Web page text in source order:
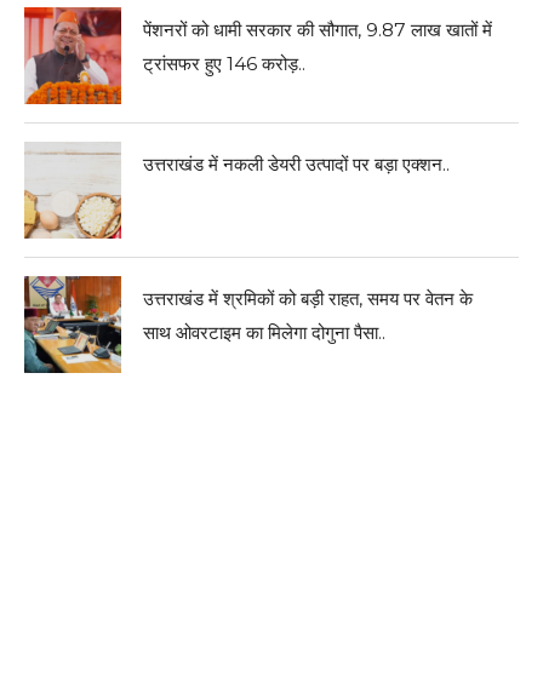
पेंशनरों को धामी सरकार की सौगात, 9.87 लाख खातों में
ट्रांसफर हुए 146 करोड़..
उत्तराखंड में नकली डेयरी उत्पादों पर बड़ा एक्शन..
उत्तराखंड में श्रमिकों को बड़ी राहत, समय पर वेतन के
साथ ओवरटाइम का मिलेगा दोगुना पैसा..